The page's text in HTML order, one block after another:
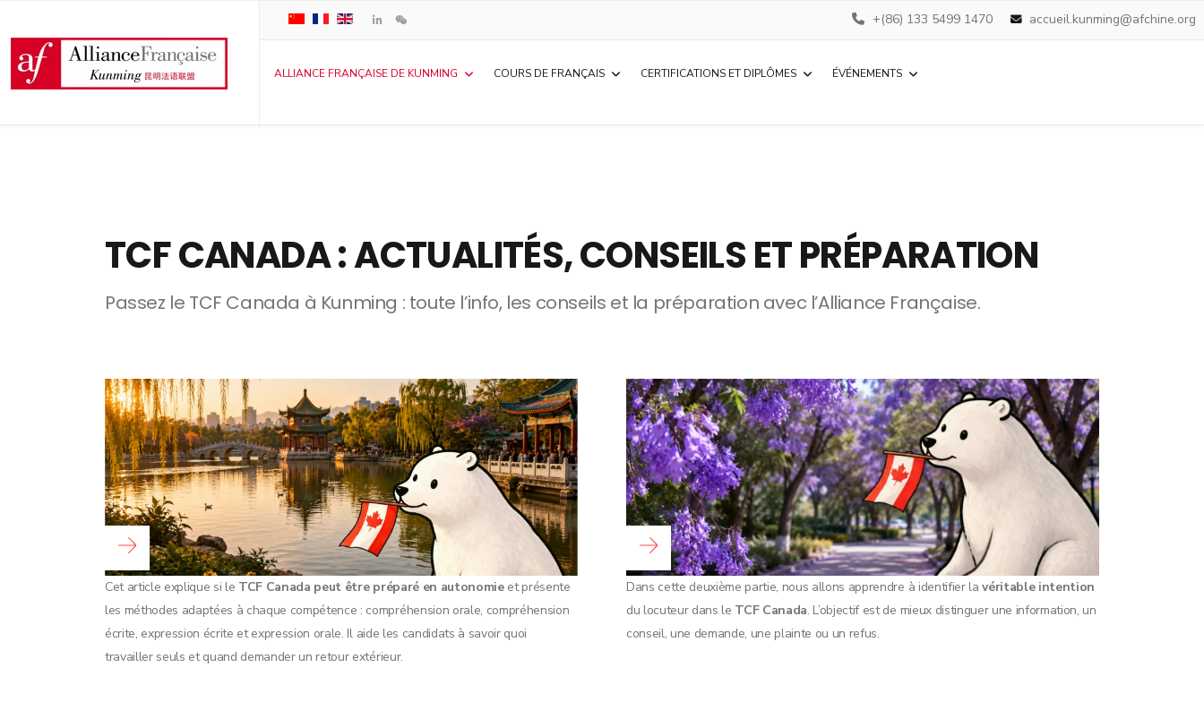
+(86) 133 5499 1470 accueil.kunming@afchine.org
ALLIANCE FRANÇAISE DE KUNMING COURS DE FRANÇAIS CERTIFICATIONS ET DIPLÔMES ÉVÉNEMENTS
TCF CANADA : ACTUALITÉS, CONSEILS ET PRÉPARATION
Passez le TCF Canada à Kunming : toute l’info, les conseils et la préparation avec l’Alliance Française.
Cet article explique si le TCF Canada peut être préparé en autonomieet présente
les méthodes adaptées à chaque compétence : compréhension orale, compréhension
écrite, expression écrite et expression orale. Il aide les candidats à savoir quoi
travailler seuls et quand demander un retour extérieur.
Dans cette deuxième partie, nous allons apprendre à identifier la véritable intention
du locuteur dans le TCF Canada. L’objectif est de mieux distinguer une information, un
conseil, une demande, une plainte ou un refus.